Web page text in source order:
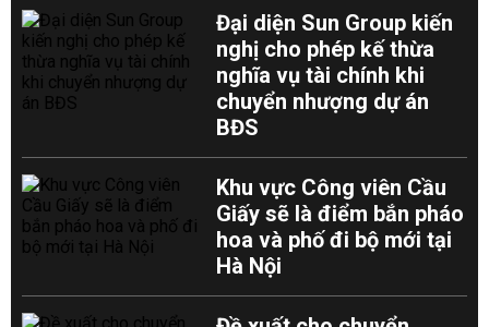
Đại diện Sun Group kiến
nghị cho phép kế thừa
nghĩa vụ tài chính khi
chuyển nhượng dự án
BĐS
Khu vực Công viên Cầu
Giấy sẽ là điểm bắn pháo
hoa và phố đi bộ mới tại
Hà Nội